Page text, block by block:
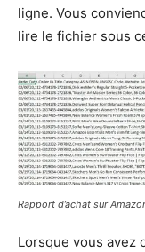
ligne. Vous
lire le fichier sous
Rapport d’achat sur
Lorsque vous avez